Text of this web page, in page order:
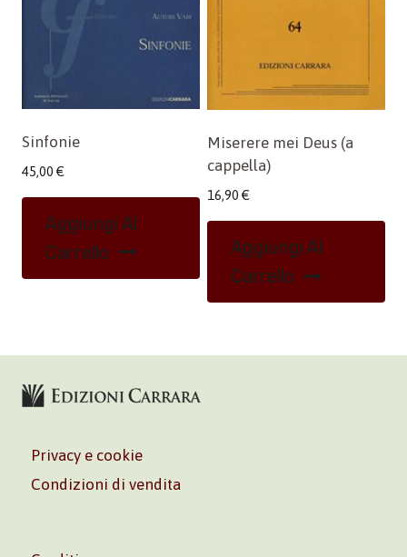
Sinfonie
45,00 €
Aggiungi Al
Carrello
Miserere mei Deus (a
cappella)
16,90 €
Aggiungi Al
Carrello
Privacy e cookie
Condizioni di vendita